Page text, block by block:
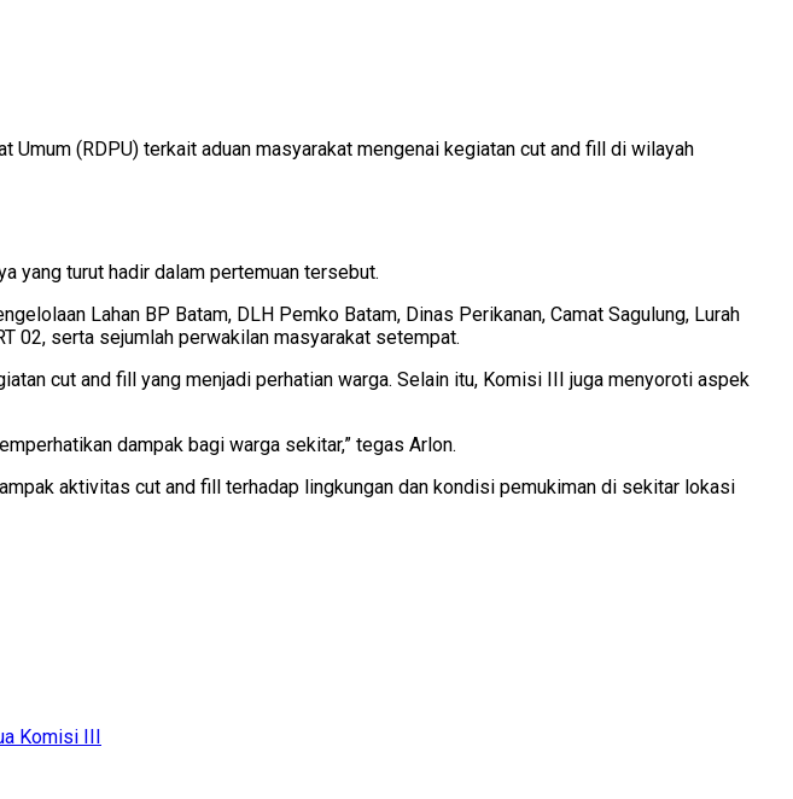
(RDPU) terkait aduan masyarakat mengenai kegiatan cut and fill di wilayah
yang turut hadir dalam pertemuan tersebut.
Lahan BP Batam, DLH Pemko Batam, Dinas Perikanan, Camat Sagulung, Lurah
02, serta sejumlah perwakilan masyarakat setempat.
cut and fill yang menjadi perhatian warga. Selain itu, Komisi III juga menyoroti aspek
dampak bagi warga sekitar,” tegas Arlon.
aktivitas cut and fill terhadap lingkungan dan kondisi pemukiman di sekitar lokasi
Komisi III